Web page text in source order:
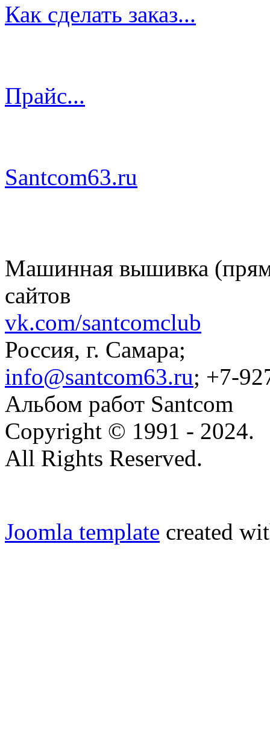
Как сделать заказ...
Прайс...
Santcom63.ru
Машинная вышивка
сайтов
vk.com/santcomclub
Россия, г. Самара;
info@santcom63.ru; +7-
Альбом работ Santcom
Copyright © 1991 - 2024.
All Rights Reserved.
Joomla template created